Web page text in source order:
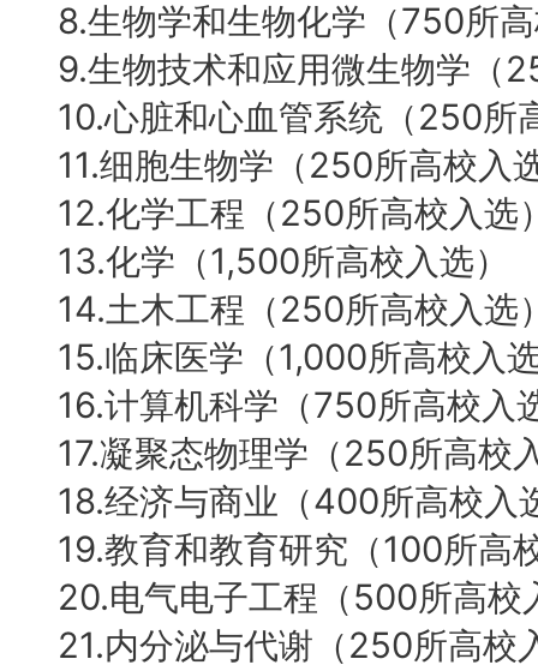
8.生物学和生物化学（750所
9.生物技术和应用微生物学（
10.心脏和心血管系统（250所
11.细胞生物学（250所高校入
12.化学工程（250所高校入选
13.化学（1,500所高校入选）
14.土木工程（250所高校入选
15.临床医学（1,000所高校入
16.计算机科学（750所高校入
17.凝聚态物理学（250所高校
18.经济与商业（400所高校入
19.教育和教育研究（100所高
20.电气电子工程（500所高校
21.内分泌与代谢（250所高校